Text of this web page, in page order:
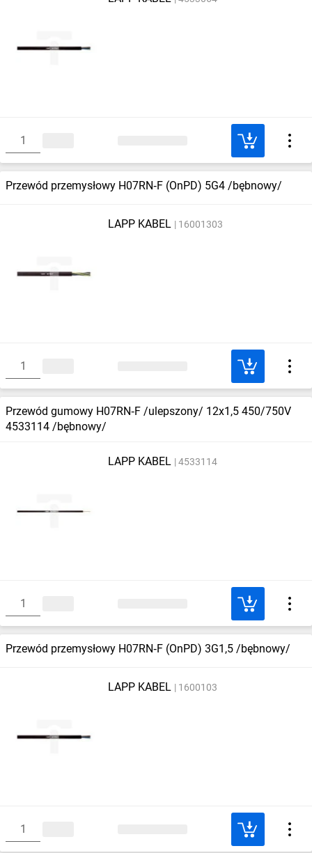
Przewód przemysłowy H07RN‑F (OnPD) 5G4 /bębnowy/
LAPP KABEL 16001303
Przewód gumowy H07RN‑F /ulepszony/ 12x1,5 450/750V
4533114 /bębnowy/
LAPP KABEL 4533114
Przewód przemysłowy H07RN‑F (OnPD) 3G1,5 /bębnowy/
LAPP KABEL 1600103